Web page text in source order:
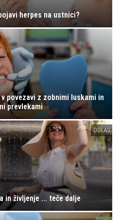
herpes na ustnici?
povezavi z zobnimi luskami in
prevlekami
OGLAS
in življenje ... teče dalje